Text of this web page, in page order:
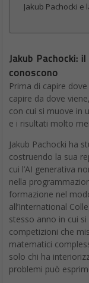
Jakub Pachocki
Jakub Pachocki:
conoscono
Prima di capire
capire da dove
con cui si muove in
e i risultati molto
Jakub Pachocki ha
costruendo la sua
cui l’AI generativa
nella
formazione nel
all’International
stesso anno in cui
competizioni che
matematici
solo chi ha
problemi può